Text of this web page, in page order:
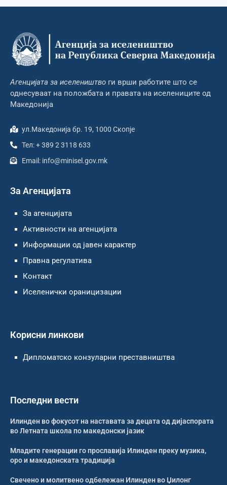
Агенцијата за иселеништво ги врши работите што се
однесуваат на положбата и правата на иселениците од
Македонија
ул.Македонија бр. 19, 1000 Скопје
Тел: + 389 2 3118 633
Email: info@minisel.gov.mk
За Агенцијата
За агенцијата
Активности на агенцијата
Информации од јавен карактер
Правна регулатива
Контакт
Иселенички ораницизации
Корисни линкови
Дипломатско конзуларни преставништва
Последни вести
Илинден во фокусот на наставата за децата од дијаспората
во Летната школа по македонски јазик
Младите генерации го прославија Илинден преку музика,
оро и македонската традиција
Свечено и молитвено одбележан Илинден во Џилонг